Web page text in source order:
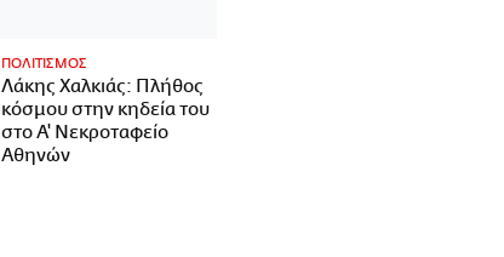
ΠΟΛΙΤΙΣΜΟΣ
Λάκης Χαλκιάς: Πλήθος
κόσμου στην κηδεία του
στο Α' Νεκροταφείο
Αθηνών